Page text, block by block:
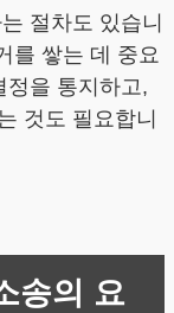
절차도 있습니
를 쌓는 데 중요
정을 통지하고,
것도 필요합니
송의 요